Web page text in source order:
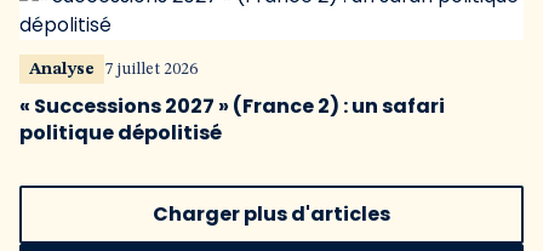
Analyse 7 juillet 2026
« Successions 2027 » (France 2) : un safari
politique dépolitisé
Charger plus d'articles